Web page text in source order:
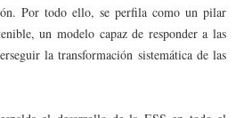
Por todo ello, se perfila como un pilar
un modelo capaz de responder a las
la transformación sistemática de las